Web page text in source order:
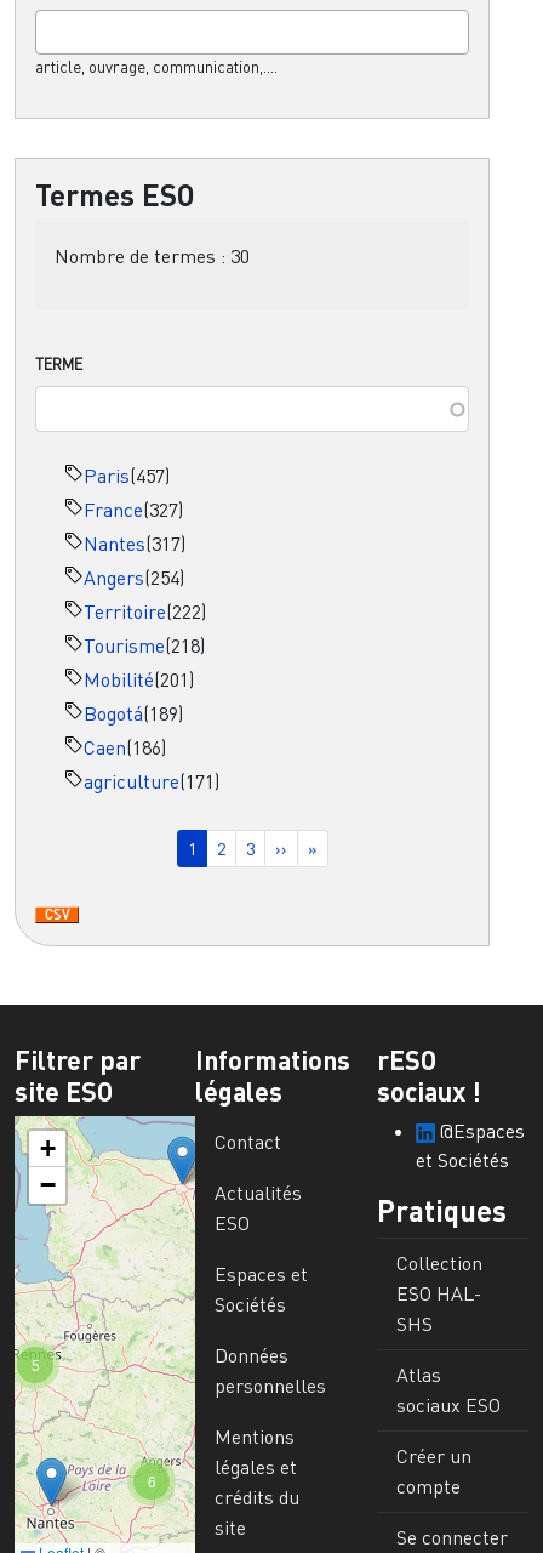
article, ouvrage, communication,....
Termes ESO
Nombre de termes : 30
TERME
Paris(457)
France(327)
Nantes(317)
Angers(254)
Territoire(222)
Tourisme(218)
Mobilité(201)
Bogotá(189)
Caen(186)
agriculture(171)
Page courante
1 Page
2 Page
3 Page suivante
›› Dernière page
»
Filtrer par
site ESO
6
5
+
−
Informations
légales
Contact
Actualités
ESO
Espaces et
Sociétés
Données
personnelles
Mentions
légales et
crédits du
site
rESO
sociaux !
@Espaces
et Sociétés
Pratiques
Collection
ESO HAL-
SHS
Atlas
sociaux ESO
Créer un
compte
Se connecter